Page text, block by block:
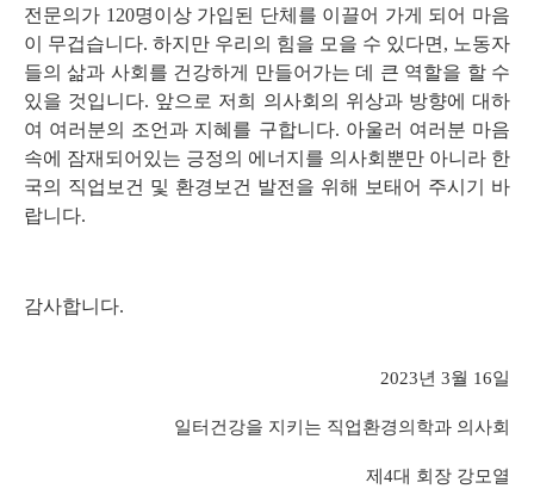
전문의가 120명이상 가입된 단체를 이끌어 가게 되어 마음
이 무겁습니다. 하지만 우리의 힘을 모을 수 있다면 , 노동자
들의 삶과 사회를 건강하게 만들어가는 데 큰 역할을 할 수
있을 것입니다. 앞으로 저희 의사회의 위상과 방향에 대하
여 여러분의 조언과 지혜를 구합니다. 아울러 여러분 마음
속에 잠재되어있는 긍정의 에너지를 의사회뿐만 아니라 한
국의 직업보건 및 환경보건 발전을 위해 보태어 주시기 바
랍니다.
감사합니다.
2023년 3월 16일
일터건강을 지키는 직업환경의학과 의사회
제 4대 회장 강모열